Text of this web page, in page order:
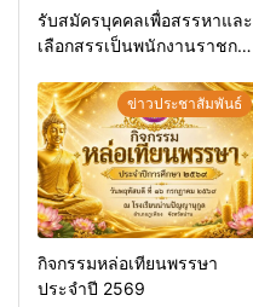
รับสมัครบุคคลเพื่อสรรหาและ
เลือกสรรเป็นพนักงานราชการ
ข่าวประชาสัมพันธ์
กิจกรรมหล่อเทียนพรรษา
ประจำปี 2569